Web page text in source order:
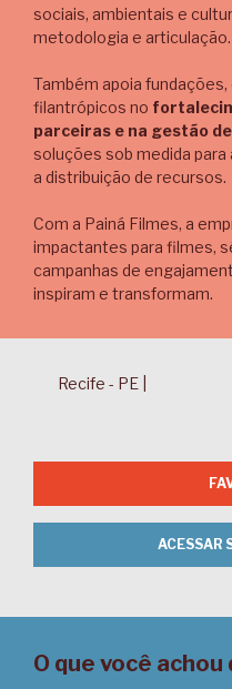
sociais, ambientais e
metodologia e articulação.
Também apoia
filantrópicos no
parceiras e na gestão
soluções sob medida
a distribuição de recursos.
Com a Painá Filmes, a
impactantes para filmes,
campanhas de
inspiram e transformam.
Recife - PE |
ACESSAR
O que você